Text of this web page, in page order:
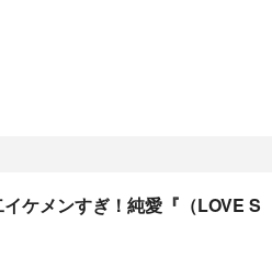
ケメンすぎ！純愛『（LOVE S